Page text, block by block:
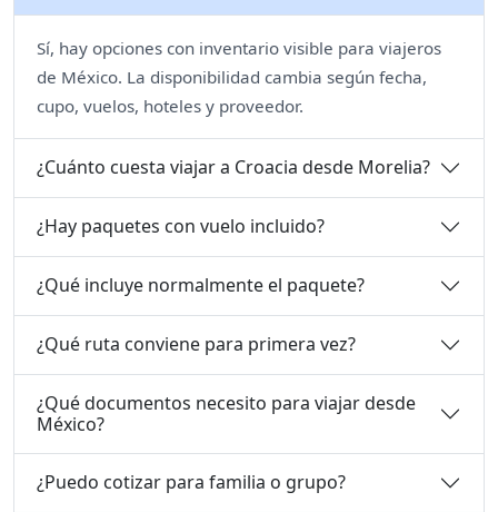
Sí, hay opciones con inventario visible para viajeros
de México. La disponibilidad cambia según fecha,
cupo, vuelos, hoteles y proveedor.
¿Cuánto cuesta viajar a Croacia desde Morelia?
¿Hay paquetes con vuelo incluido?
¿Qué incluye normalmente el paquete?
¿Qué ruta conviene para primera vez?
¿Qué documentos necesito para viajar desde
México?
¿Puedo cotizar para familia o grupo?